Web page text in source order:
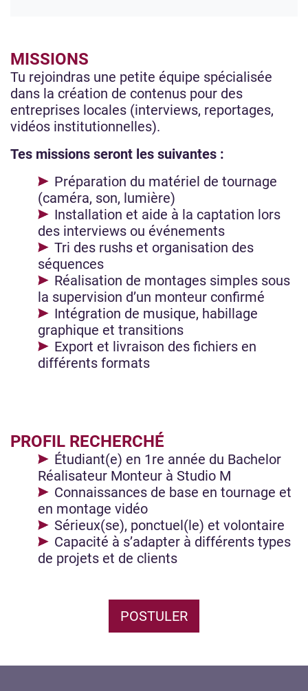
MISSIONS
Tu rejoindras une petite équipe spécialisée
dans la création de contenus pour des
entreprises locales (interviews, reportages,
vidéos institutionnelles).
Tes missions seront les suivantes :
Préparation du matériel de tournage
(caméra, son, lumière)
Installation et aide à la captation lors
des interviews ou événements
Tri des rushs et organisation des
séquences
Réalisation de montages simples sous
la supervision d’un monteur confirmé
Intégration de musique, habillage
graphique et transitions
Export et livraison des fichiers en
différents formats
PROFIL RECHERCHÉ
Étudiant(e) en 1re année du Bachelor
Réalisateur Monteur à Studio M
Connaissances de base en tournage et
en montage vidéo
Sérieux(se), ponctuel(le) et volontaire
Capacité à s’adapter à différents types
de projets et de clients
POSTULER